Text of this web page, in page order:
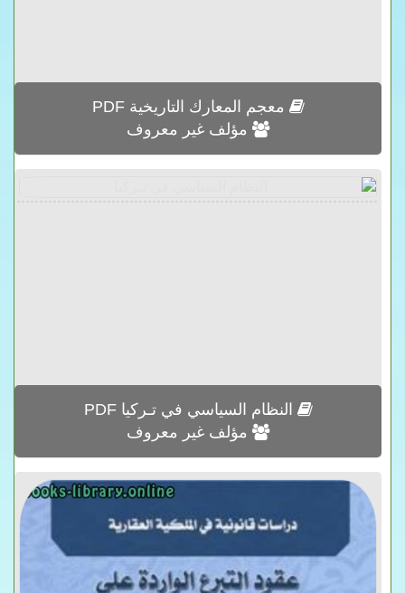
معجم المعارك التاريخية PDF
مؤلف غير معروف
النظام السياسي في تـركيا PDF
مؤلف غير معروف